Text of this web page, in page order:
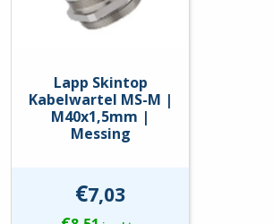
Lapp Skintop
Kabelwartel MS-M |
M40x1,5mm |
Messing
€7,03